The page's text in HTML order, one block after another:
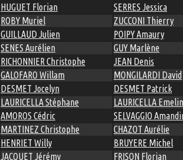
HUGUET Florian SERRES Jessica
ROBY Muriel ZUCCONI Thierry
GUILLAUD Julien POIPY Amaury
SENES Aurélien GUY Marlène
RICHONNIER Christophe JEAN Denis
GALOFARO Willam MONGILARDI David
DESMET Jocelyn DESMET Patrick
LAURICELLA Stéphane LAURICELLA
AMOROS Cédric SELVAGGIO
MARTINEZ Christophe CHAZOT Aurélie
HENRIET Willy BRUYERE Michel
JACQUET Jérémy FRISON Florian